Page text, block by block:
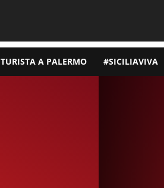
TURISTA A PALERMO #SICILIAVIVA